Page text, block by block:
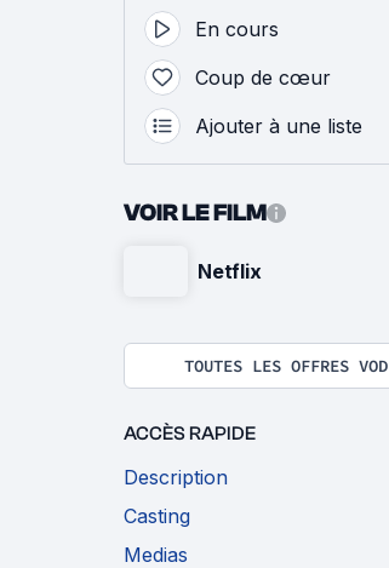
En cours
Coup de cœur
Ajouter à une liste
VOIR LE FILM
Netflix
TOUTES LES OFFRES VOD
ACCÈS RAPIDE
Description
Casting
Medias